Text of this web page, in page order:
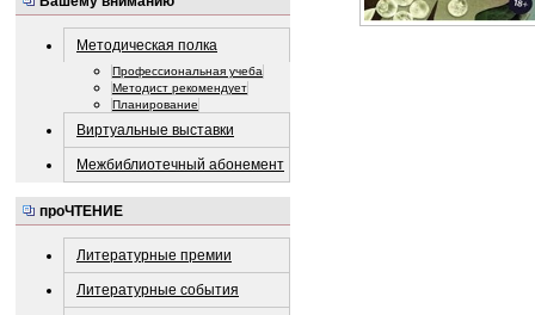
Методическая полка
Профессиональная учеба
Методист рекомендует
Планирование
Виртуальные выставки
Межбиблиотечный абонемент
проЧТЕНИЕ
Литературные премии
Литературные события